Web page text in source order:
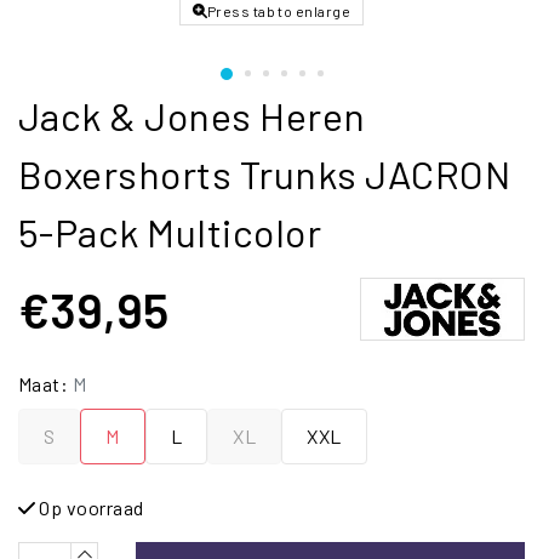
Press tab to enlarge
Jack & Jones Heren
Boxershorts Trunks JACRON
5-Pack Multicolor
€39,95
Maat: M
S M L XL XXL
Op voorraad